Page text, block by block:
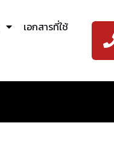
เอกสารที่ใช้